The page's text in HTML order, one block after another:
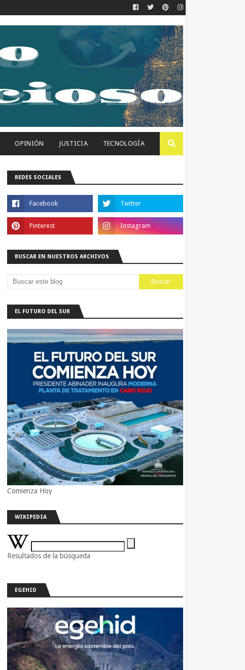
OPINIÓN JUSTICIA TECNOLOGÍA
REDES SOCIALES
BUSCAR EN NUESTROS ARCHIVOS
EL FUTURO DEL SUR
Comienza Hoy
WIKIPEDIA
Resultados de la búsqueda
EGEHID